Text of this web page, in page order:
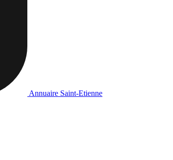
Annuaire Saint-Etienne